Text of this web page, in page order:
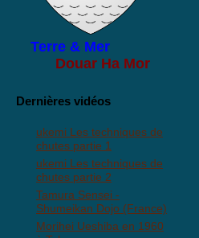
Terre & Mer
Douar Ha Mor
Dernières vidéos
ukemi Les techniques de
chutes partie 1
ukemi Les techniques de
chutes partie 2
Tamura Sensei -
Shumeikan Dojo (France)
Morihei Ueshiba en 1960